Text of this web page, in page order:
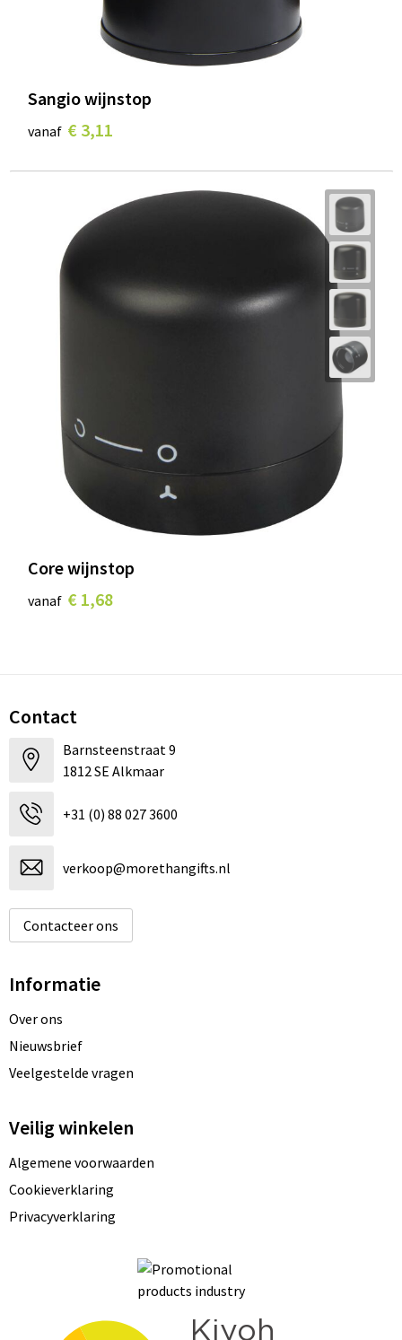
Sangio wijnstop
vanaf € 3,11
Core wijnstop
vanaf € 1,68
Contact
Barnsteenstraat 9
1812 SE Alkmaar
+31 (0) 88 027 3600
verkoop@morethangifts.nl
Contacteer ons
Informatie
Over ons
Nieuwsbrief
Veelgestelde vragen
Veilig winkelen
Algemene voorwaarden
Cookieverklaring
Privacyverklaring